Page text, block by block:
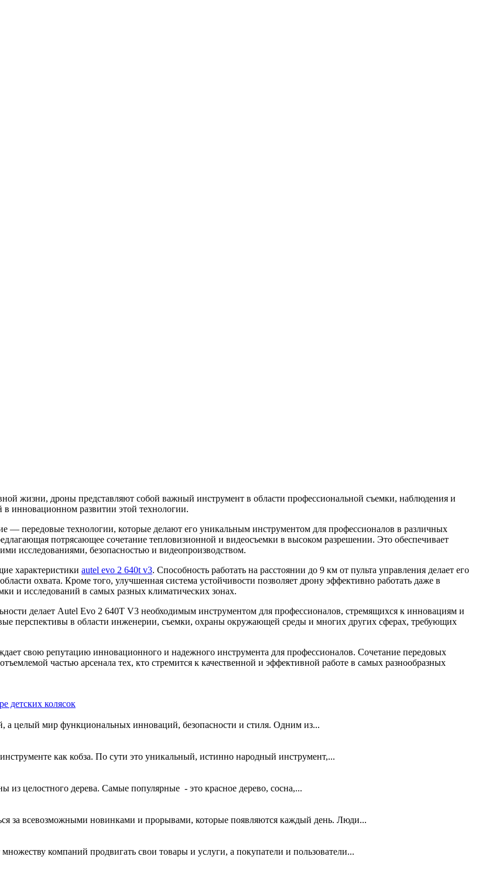
жизни, дроны представляют собой важный инструмент в области профессиональной съемки, наблюдения и
инновационном развитии этой технологии.
— передовые технологии, которые делают его уникальным инструментом для профессионалов в различных
потрясающее сочетание тепловизионной и видеосъемки в высоком разрешении. Это обеспечивает
исследованиями, безопасностью и видеопроизводством.
характеристики autel evo 2 640t v3. Способность работать на расстоянии до 9 км от пульта управления делает его
охвата. Кроме того, улучшенная система устойчивости позволяет дрону эффективно работать даже в
и исследований в самых разных климатических зонах.
делает Autel Evo 2 640T V3 необходимым инструментом для профессионалов, стремящихся к инновациям и
перспективы в области инженерии, съемки, охраны окружающей среды и многих других сферах, требующих
свою репутацию инновационного и надежного инструмента для профессионалов. Сочетание передовых
частью арсенала тех, кто стремится к качественной и эффективной работе в самых разнообразных
детских колясок
а целый мир функциональных инноваций, безопасности и стиля. Одним из...
как кобза. По сути это уникальный, истинно народный инструмент,...
из целостного дерева. Самые популярные - это красное дерево, сосна,...
за всевозможными новинками и прорывами, которые появляются каждый день. Люди...
компаний продвигать свои товары и услуги, а покупатели и пользователи...